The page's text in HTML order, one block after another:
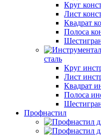
Круг
Лист
Квадрат
Полоса
сталь
Круг
Лист
Квадрат
Полоса
Профнастил